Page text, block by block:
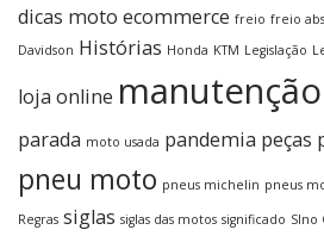
dicas moto ecommerce freio freio abs
Davidson Histórias Honda KTM Legislação
loja online manutenção
parada moto usada pandemia peças
pneu moto pneus michelin pneus
Regras siglas siglas das motos significado SIno